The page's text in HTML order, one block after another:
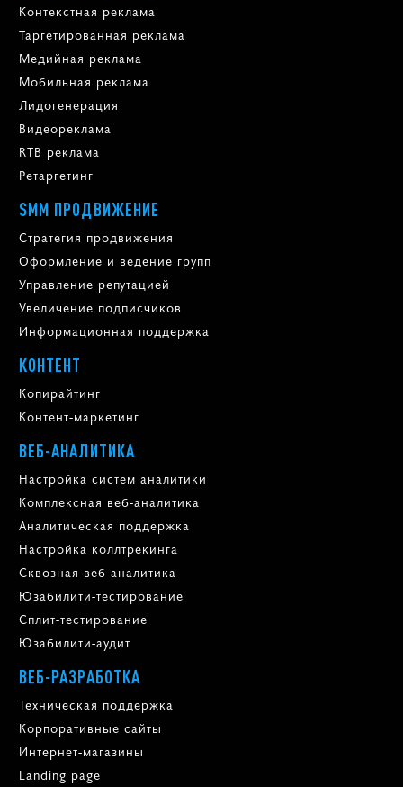
Контекстная реклама
Таргетированная реклама
Медийная реклама
Мобильная реклама
Лидогенерация
Видеореклама
RTB реклама
Ретаргетинг
SMM ПРОДВИЖЕНИЕ
Стратегия продвижения
Оформление и ведение групп
Управление репутацией
Увеличение подписчиков
Информационная поддержка
КОНТЕНТ
Копирайтинг
Контент-маркетинг
ВЕБ-АНАЛИТИКА
Настройка систем аналитики
Комплексная веб-аналитика
Аналитическая поддержка
Настройка коллтрекинга
Сквозная веб-аналитика
Юзабилити-тестирование
Сплит-тестирование
Юзабилити-аудит
ВЕБ-РАЗРАБОТКА
Техническая поддержка
Корпоративные сайты
Интернет-магазины
Landing page